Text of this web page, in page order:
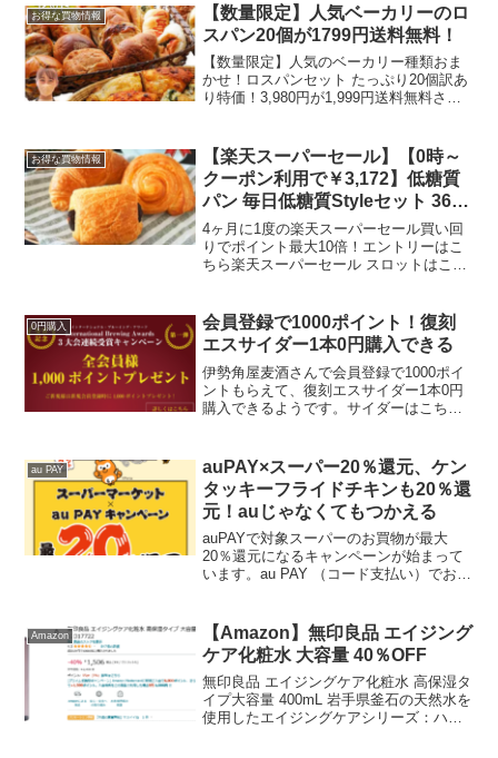
お得な買物情報
【数量限定】人気ベーカリーのロ
スパン20個が1799円送料無料！
【数量限定】人気のベーカリー種類おま
かせ！ロスパンセット たっぷり20個訳あ
り特価！3,980円が1,999円送料無料さら
が品質そのまま冷凍お届け！数量限定...
お得な買物情報
【楽天スーパーセール】【0時～
クーポン利用で￥3,172】低糖質
パン 毎日低糖質Styleセット 36個
入り
4ヶ月に1度の楽天スーパーセール買い回
りでポイント最大10倍！エントリーはこ
ちら楽天スーパーセール スロットはこち
ン利用で￥3,172】低糖質 パン 毎日低...
0円購入
会員登録で1000ポイント！復刻
エスサイダー1本0円購入できる
伊勢角屋麦酒さんで会員登録で1000ポイ
ントもらえて、復刻エスサイダー1本0円
購入できるようです。サイダーはこちら
えます。ポイント内で買えるのはサイダ
ー1本だけ...
au PAY
auPAY×スーパー20％還元、ケン
タッキーフライドチキンも20％還
元！auじゃなくてもつかえる
auPAYで対象スーパーのお買物が最大
20％還元になるキャンペーンが始まって
います。au PAY （コード支払い）でお支
ポイント還元上限500ポイント／回300...
Amazon
【Amazon】無印良品 エイジング
ケア化粧水 大容量 40％OFF
無印良品 エイジングケア化粧水 高保湿タ
イプ大容量 400mL 岩手県釜石の天然水を
使用したエイジングケアシリーズ：ハリ